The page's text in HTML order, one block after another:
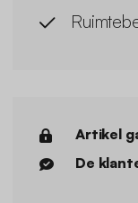
Artikel
De